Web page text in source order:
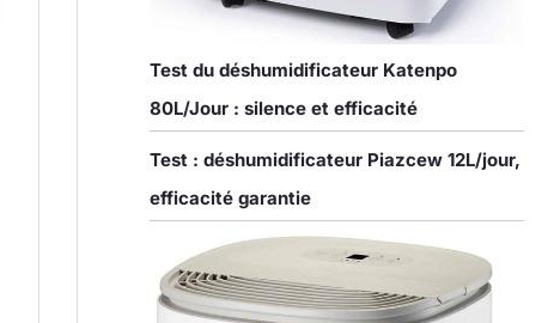
Test du déshumidificateur Katenpo
80L/Jour : silence et efficacité
Test : déshumidificateur Piazcew 12L/jour,
efficacité garantie